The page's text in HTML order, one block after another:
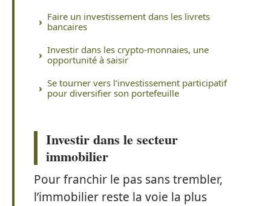
Faire un investissement dans les livrets
bancaires
Investir dans les crypto-monnaies, une
opportunité à saisir
Se tourner vers l’investissement participatif
pour diversifier son portefeuille
Investir dans le secteur
immobilier
Pour franchir le pas sans trembler,
l’immobilier reste la voie la plus